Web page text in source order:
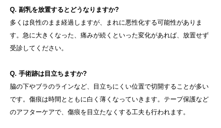
Q. 副乳を放置するとどうなりますか?
多くは良性のまま経過しますが、まれに悪性化する可能性がありま
す。急に大きくなった、痛みが続くといった変化があれば、放置せず
受診してください。
Q. 手術跡は目立ちますか?
脇の下やブラのラインなど、目立ちにくい位置で切開することが多い
です。傷痕は時間とともに白く薄くなっていきます。テープ保護など
のアフターケアで、傷痕を目立たなくする工夫も行われます。